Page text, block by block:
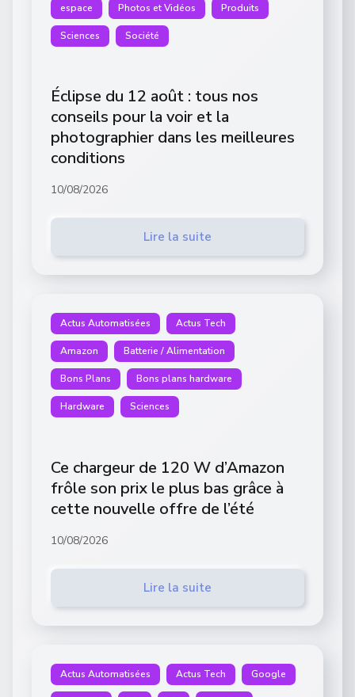
espace Photos et Vidéos Produits
Sciences Société
Éclipse du 12 août : tous nos
conseils pour la voir et la
photographier dans les meilleures
conditions
10/08/2026
Lire la suite
Actus Automatisées Actus Tech
Amazon Batterie / Alimentation
Bons Plans Bons plans hardware
Hardware Sciences
Ce chargeur de 120 W d’Amazon
frôle son prix le plus bas grâce à
cette nouvelle offre de l’été
10/08/2026
Lire la suite
Actus Automatisées Actus Tech Google